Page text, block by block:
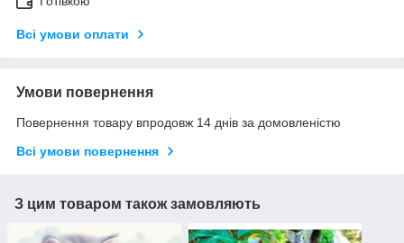
Всі умови оплати
Умови повернення
Повернення товару впродовж 14 днів за домовленістю
Всі умови повернення
З цим товаром також замовляють